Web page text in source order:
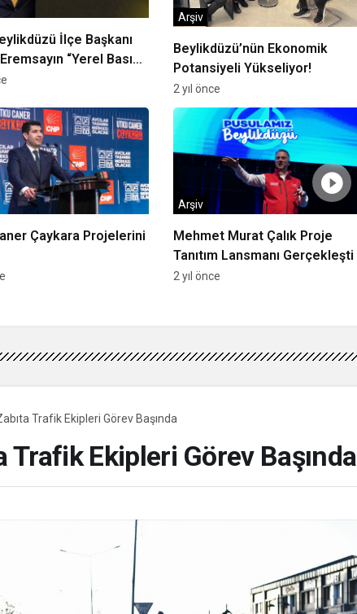
İlçe Başkanı
“Yerel Basın,
Ortak Sesidir”
Beylikdüzü’nün Ekonomik
Potansiyeli Yükseliyor!
Arşiv
2 yıl önce
Çaykara Projelerini
Mehmet Murat Çalık Proje
Tanıtım Lansmanı Gerçekleşti
Arşiv
2 yıl önce
Trafik Ekipleri Görev Başında
Trafik Ekipleri Görev Başında